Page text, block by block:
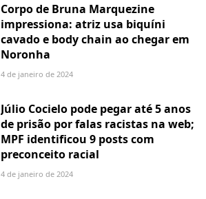
Corpo de Bruna Marquezine
impressiona: atriz usa biquíni
cavado e body chain ao chegar em
Noronha
4 de janeiro de 2024
Júlio Cocielo pode pegar até 5 anos
de prisão por falas racistas na web;
MPF identificou 9 posts com
preconceito racial
4 de janeiro de 2024